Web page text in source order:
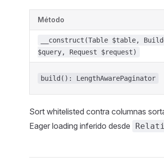
Método
__construct(Table $table,
$query, Request $request)
build(): LengthAwarePaginator
Sort whitelisted contra columnas
Eager loading inferido desde